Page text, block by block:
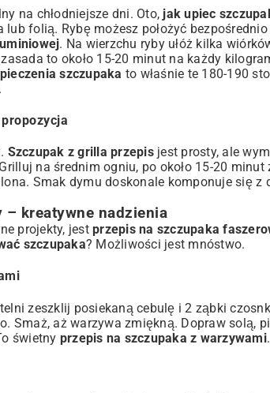
na chłodniejsze dni. Oto, jak upiec
lub folią. Rybę możesz położyć
. Na wierzchu ryby ułóż kilka
to około 15-20 minut na każdy
szczupaka to właśnie te 180-190
Szczupak z grilla przepisjest prosty, ale
na średnim ogniu, po około 15-20
Smak dymu doskonale komponuje się
– kreatywne nadzienia
projekty, jest przepis na szczupaka
szczupaka? Możliwości jest mnóstwo.
zeszklij posiekaną cebulę i 2 ząbki
Smaż, aż warzywa zmiękną. Dopraw solą,
świetny przepis na szczupaka z warzywami.